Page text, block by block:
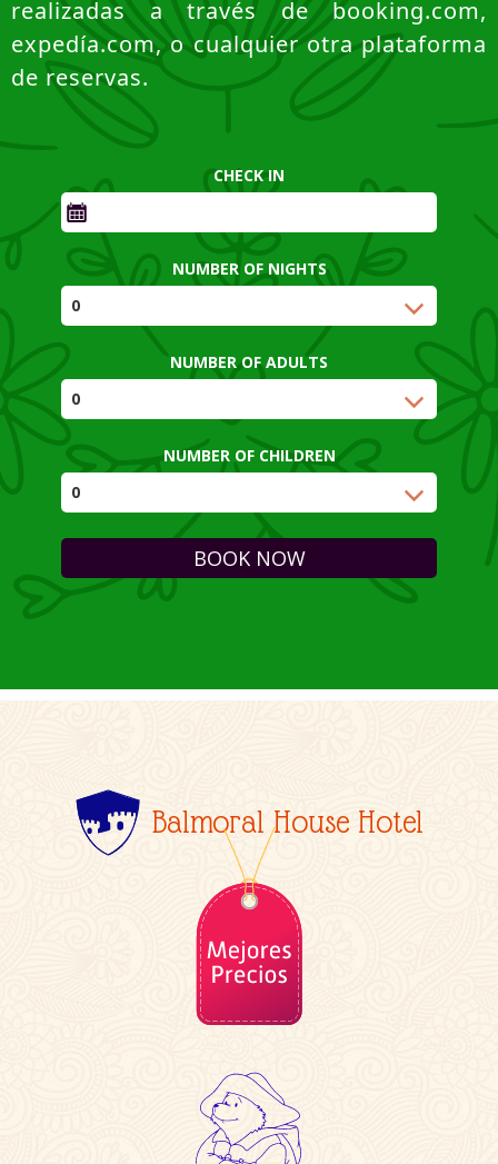
realizadas a través de booking.com,
expedía.com, o cualquier otra plataforma
de reservas.
CHECK IN
NUMBER OF NIGHTS
NUMBER OF ADULTS
NUMBER OF CHILDREN
BOOK NOW
Balmoral House Hotel